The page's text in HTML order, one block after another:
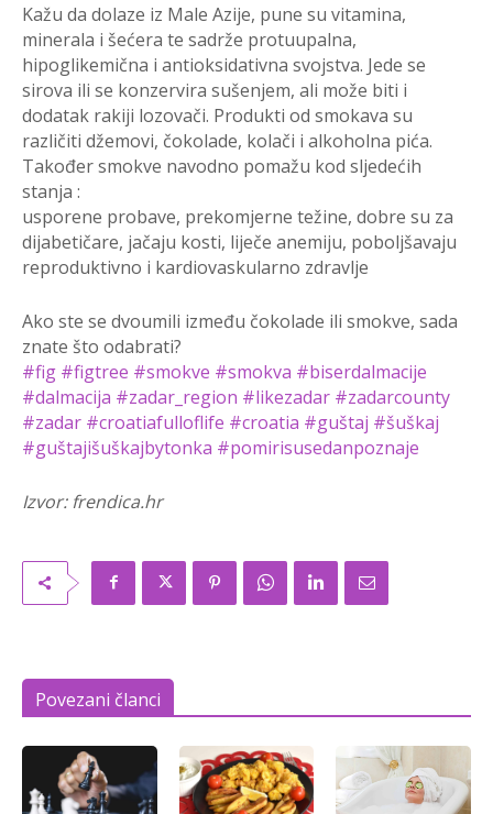
Kažu da dolaze iz Male Azije, pune su vitamina,
minerala i šećera te sadrže protuupalna,
hipoglikemična i antioksidativna svojstva. Jede se
sirova ili se konzervira sušenjem, ali može biti i
dodatak rakiji lozovači. Produkti od smokava su
različiti džemovi, čokolade, kolači i alkoholna pića.
Također smokve navodno pomažu kod sljedećih
stanja :
usporene probave, prekomjerne težine, dobre su za
dijabetičare, jačaju kosti, liječe anemiju, poboljšavaju
reproduktivno i kardiovaskularno zdravlje
Ako ste se dvoumili između čokolade ili smokve, sada
znate što odabrati?
#fig #figtree #smokve #smokva #biserdalmacije
#dalmacija #zadar_region #likezadar #zadarcounty
#zadar #croatiafulloflife #croatia #guštaj #šuškaj
#guštajišuškajbytonka #pomirisusedanpoznaje
Izvor: frendica.hr
Povezani članci